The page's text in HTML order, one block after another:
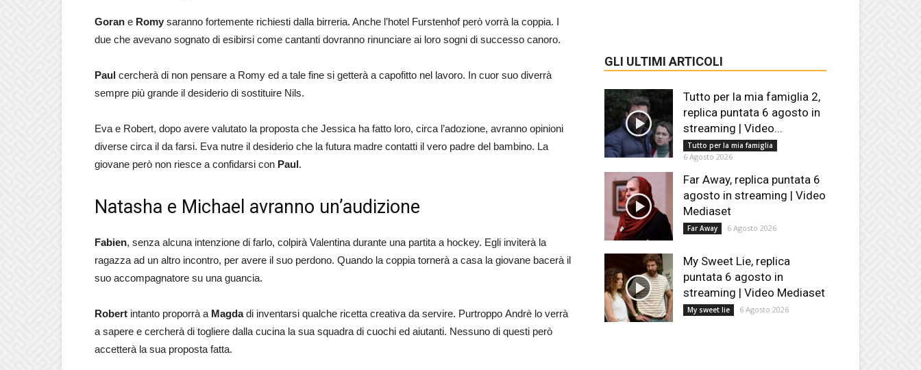
Goran e Romy saranno fortemente richiesti dalla birreria. Anche l’hotel Furstenhof però vorrà la coppia. I
due che avevano sognato di esibirsi come cantanti dovranno rinunciare ai loro sogni di successo canoro.
Paul cercherà di non pensare a Romy ed a tale fine si getterà a capofitto nel lavoro. In cuor suo diverrà
sempre più grande il desiderio di sostituire Nils.
Eva e Robert, dopo avere valutato la proposta che Jessica ha fatto loro, circa l’adozione, avranno opinioni
diverse circa il da farsi. Eva nutre il desiderio che la futura madre contatti il vero padre del bambino. La
giovane però non riesce a confidarsi con Paul.
Natasha e Michael avranno un’audizione
Fabien, senza alcuna intenzione di farlo, colpirà Valentina durante una partita a hockey. Egli inviterà la
ragazza ad un altro incontro, per avere il suo perdono. Quando la coppia tornerà a casa la giovane bacerà il
suo accompagnatore su una guancia.
Robert intanto proporrà a Magdadi inventarsi qualche ricetta creativa da servire. Purtroppo Andrè lo verrà
a sapere e cercherà di togliere dalla cucina la sua squadra di cuochi ed aiutanti. Nessuno di questi però
accetterà la sua proposta fatta.
GLI ULTIMI ARTICOLI
Tutto per la mia famiglia 2,
replica puntata 6 agosto in
streaming | Video...
Tutto per la mia famiglia
6 Agosto 2026
Far Away, replica puntata 6
agosto in streaming | Video
Mediaset
Far Away 6 Agosto 2026
My Sweet Lie, replica
puntata 6 agosto in
streaming | Video Mediaset
My sweet lie 6 Agosto 2026